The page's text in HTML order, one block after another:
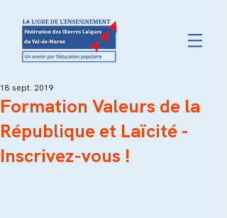
Formation Valeurs de la
République et Laïcité -
Inscrivez-vous !
18 sept. 2019